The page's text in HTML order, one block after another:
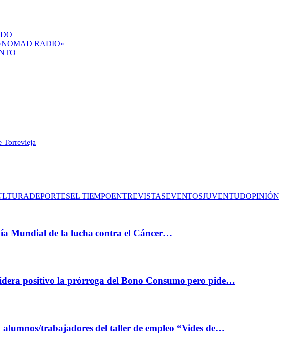
RADIO»
Torrevieja
DEPORTESEL TIEMPOENTREVISTASEVENTOSJUVENTUDOPINIÓN
Mundial de la lucha contra el Cáncer…
positivo la prórroga del Bono Consumo pero pide…
alumnos/trabajadores del taller de empleo “Vides de…